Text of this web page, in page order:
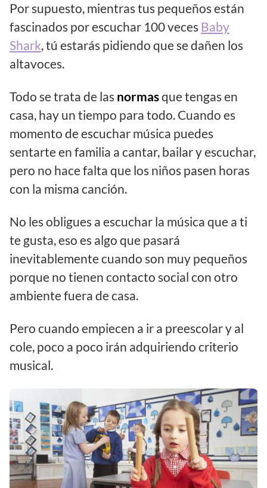
Por supuesto, mientras tus pequeños están
fascinados por escuchar 100 veces Baby
Shark, tú estarás pidiendo que se dañen los
altavoces.
Todo se trata de las normasque tengas en
casa, hay un tiempo para todo. Cuando es
momento de escuchar música puedes
sentarte en familia a cantar, bailar y escuchar,
pero no hace falta que los niños pasen horas
con la misma canción.
No les obligues a escuchar la música que a ti
te gusta, eso es algo que pasará
inevitablemente cuando son muy pequeños
porque no tienen contacto social con otro
ambiente fuera de casa.
Pero cuando empiecen a ir a preescolar y al
cole, poco a poco irán adquiriendo criterio
musical.